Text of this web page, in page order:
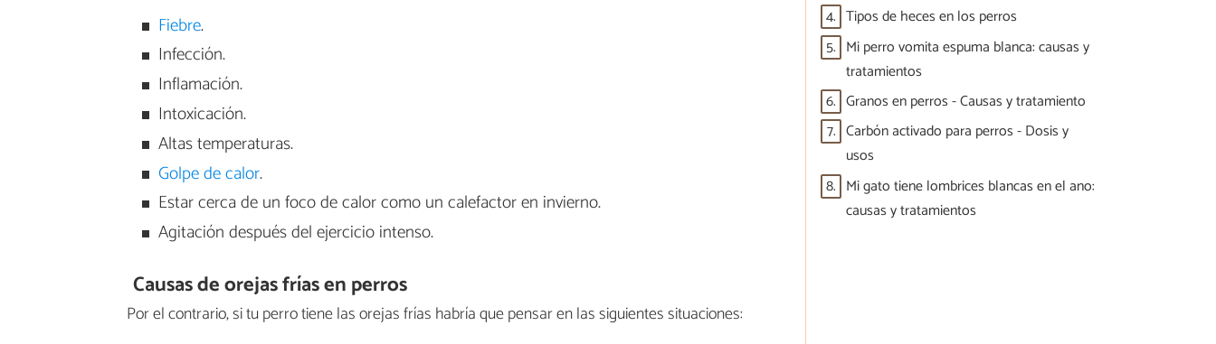
Fiebre.
Infección.
Inflamación.
Intoxicación.
Altas temperaturas.
Golpe de calor.
Estar cerca de un foco de calor como un calefactor en invierno.
Agitación después del ejercicio intenso.
Causas de orejas frías en perros
Por el contrario, si tu perro tiene las orejas frías habría que pensar en las siguientes situaciones:
4. Tipos de heces en los perros
5. Mi perro vomita espuma blanca: causas y
tratamientos
6. Granos en perros - Causas y tratamiento
7. Carbón activado para perros - Dosis y
usos
8. Mi gato tiene lombrices blancas en el ano:
causas y tratamientos